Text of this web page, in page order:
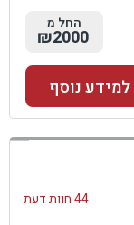
החל מ
₪2000
למידע נוסף
44 חוות דעת